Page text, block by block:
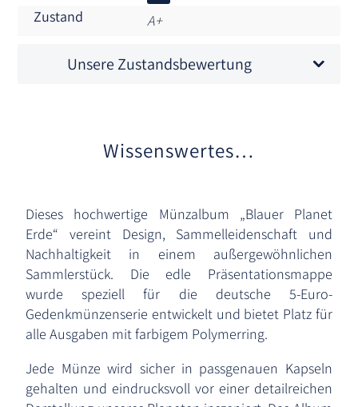
Zustand
A+
Unsere Zustandsbewertung
Wissenswertes…
Dieses hochwertige Münzalbum „Blauer Planet
Erde“ vereint Design, Sammelleidenschaft und
Nachhaltigkeit in einem außergewöhnlichen
Sammlerstück. Die edle Präsentationsmappe
wurde speziell für die deutsche 5-Euro-
Gedenkmünzenserie entwickelt und bietet Platz für
alle Ausgaben mit farbigem Polymerring.
Jede Münze wird sicher in passgenauen Kapseln
gehalten und eindrucksvoll vor einer detailreichen